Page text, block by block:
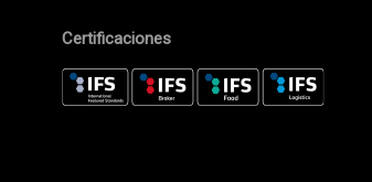
Certificaciones